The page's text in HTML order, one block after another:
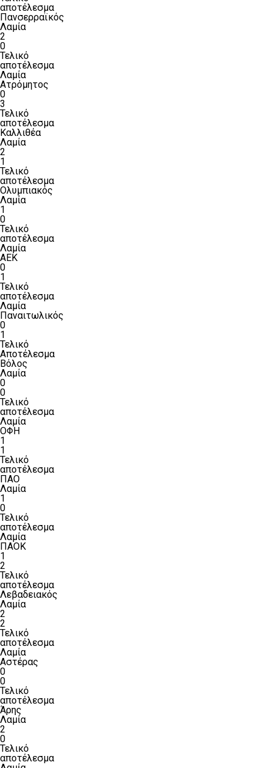
αποτέλεσμα
Πανσερραϊκός
Λαμία
2
0
Τελικό
αποτέλεσμα
Λαμία
Ατρόμητος
0
3
Τελικό
αποτέλεσμα
Καλλιθέα
Λαμία
2
1
Τελικό
αποτέλεσμα
Ολυμπιακός
Λαμία
1
0
Τελικό
αποτέλεσμα
Λαμία
ΑΕΚ
0
1
Τελικό
αποτέλεσμα
Λαμία
Παναιτωλικός
0
1
Τελικό
Αποτέλεσμα
Βόλος
Λαμία
0
0
Τελικό
αποτέλεσμα
Λαμία
ΟΦΗ
1
1
Τελικό
αποτέλεσμα
ΠΑΟ
Λαμία
1
0
Τελικό
αποτέλεσμα
Λαμία
ΠΑΟΚ
1
2
Τελικό
αποτέλεσμα
Λεβαδειακός
Λαμία
2
2
Τελικό
αποτέλεσμα
Λαμία
Αστέρας
0
0
Τελικό
αποτέλεσμα
Άρης
Λαμία
2
0
Τελικό
αποτέλεσμα